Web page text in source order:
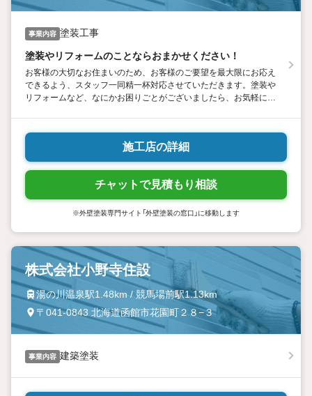
事業内容 塗装工事
塗装やリフォームのことならおまかせください！
お客様の大切なお住まいのため、お客様のご要望を最大限にお応え
できるよう、スタッフ一同精一杯対応させていただきます。塗装や
リフォームなど、なにかお困りごとがございましたら、お気軽にご
施工店の詳細
チャットで見積もり相談
※外壁塗装専門サイト「外壁塗装の窓口」に移動します
株式会社小野寺住設
湯の川温泉駅1.48km / 競馬場前駅1.13km
〒041-0843 北海道函館市花園町２８−３
事業内容 建築塗装